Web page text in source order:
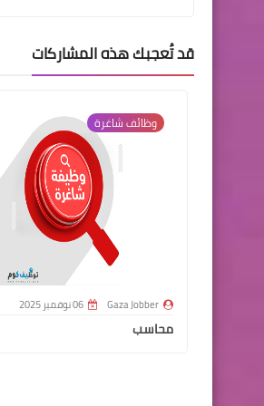
قد تُعجبك هذه المشاركات
وظائف شاغرة
Gaza Jobber 06 نوفمبر 2025
محاسب